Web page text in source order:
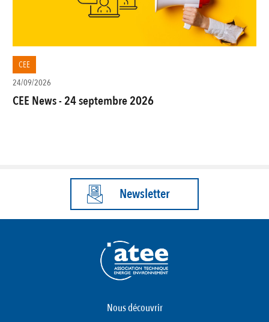
CEE
24/09/2026
CEE News - 24 septembre 2026
Newsletter
Nous découvrir